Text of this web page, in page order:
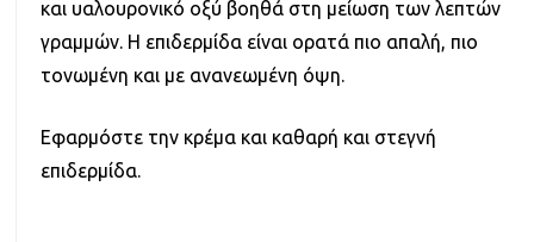
και υαλουρονικό οξύ βοηθά στη μείωση των λεπτών
γραμμών. Η επιδερμίδα είναι ορατά πιο απαλή, πιο
τονωμένη και με ανανεωμένη όψη.
Εφαρμόστε την κρέμα και καθαρή και στεγνή
επιδερμίδα.